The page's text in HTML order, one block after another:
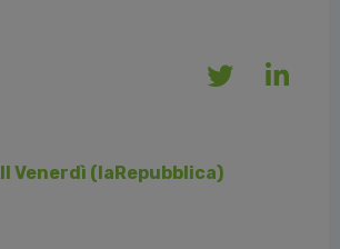
Il Venerdì (laRepubblica)